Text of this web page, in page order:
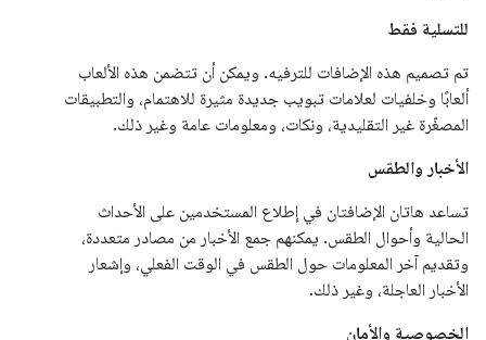
للتسلية فقط
تم تصميم هذه الإضافات للترفيه. ويمكن أن تتضمن هذه الألعاب
ألعابًا وخلفيات لعلامات تبويب جديدة مثيرة للاهتمام، والتطبيقات
المصغّرة غير التقليدية، ونكات، ومعلومات عامة وغير ذلك.
الأخبار والطقس
تساعد هاتان الإضافتان في إطلاع المستخدمين على الأحداث
الحالية وأحوال الطقس. يمكنهم جمع الأخبار من مصادر متعددة،
وتقديم آخر المعلومات حول الطقس في الوقت الفعلي، وإشعار
الأخبار العاجلة، وغير ذلك.
الخصوصية والأمان